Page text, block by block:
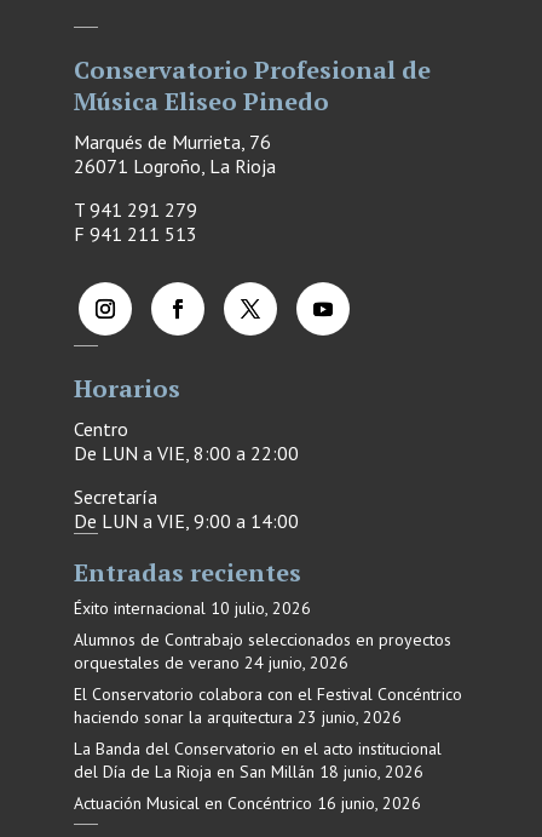
Conservatorio Profesional de
Música Eliseo Pinedo
Marqués de Murrieta, 76
26071 Logroño, La Rioja
T 941 291 279
F 941 211 513
Horarios
Centro
De LUN a VIE, 8:00 a 22:00
Secretaría
De LUN a VIE, 9:00 a 14:00
Entradas recientes
Éxito internacional 10 julio, 2026
Alumnos de Contrabajo seleccionados en proyectos
orquestales de verano 24 junio, 2026
El Conservatorio colabora con el Festival Concéntrico
haciendo sonar la arquitectura 23 junio, 2026
La Banda del Conservatorio en el acto institucional
del Día de La Rioja en San Millán 18 junio, 2026
Actuación Musical en Concéntrico 16 junio, 2026